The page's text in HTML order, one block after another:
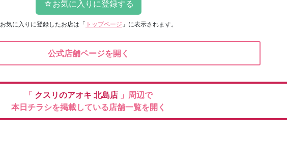
お気に入りに登録したお店は 「 トップページ 」に表示されます。
公式店舗ページを開く
「 クスリのアオキ 北島店 」周辺で
本日チラシを掲載している店舗一覧を開く